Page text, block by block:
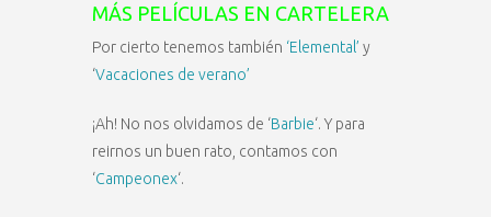
MÁS PELÍCULAS EN CARTELERA
Por cierto tenemos también ‘Elemental’ y
‘Vacaciones de verano’
¡Ah! No nos olvidamos de ‘Barbie‘. Y para
reirnos un buen rato, contamos con
‘Campeonex‘.